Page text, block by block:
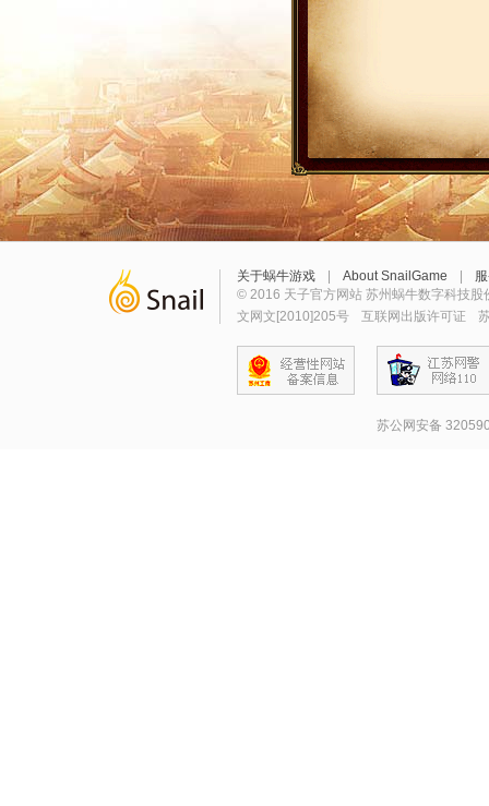
关于蜗牛游戏 About SnailGame
© 2016 天子官方网站 苏州蜗牛数字科技
文网文[2010]205号
互联网出版许可证
苏公网安备